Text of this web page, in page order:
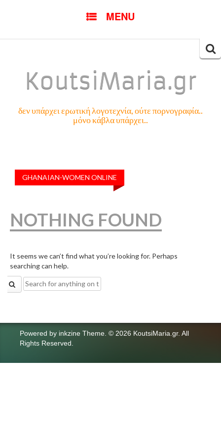
MENU
KoutsiMaria.gr
δεν υπάρχει ερωτική λογοτεχνία, ούτε πορνογραφία..
μόνο κάβλα υπάρχει..
GHANAIAN-WOMEN ONLINE
NOTHING FOUND
It seems we can’t find what you’re looking for. Perhaps
searching can help.
Search
for:
Powered by inkzine Theme © 2026 KoutsiMaria.gr. All
Rights Reserved.